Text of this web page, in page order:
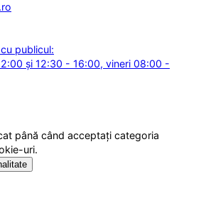
publicul:
și 12:30 - 16:00, vineri 08:00 -
până când acceptați categoria
uri.